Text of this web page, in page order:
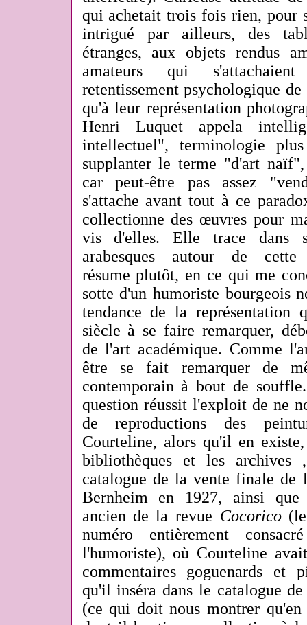
qui achetait trois fois rien, pour
intrigué par ailleurs, des
étranges, aux objets rendus
amateurs qui
retentissement psychologique
qu'à leur représentation
Henri Luquet appela
intellectuel", terminologie
supplanter le terme "d'art
car peut-être pas assez
s'attache avant tout à ce
collectionne des œuvres pour
vis d'elles. Elle trace dans
arabesques autour de
résume plutôt, en ce qui me
sotte d'un humoriste bourgeois
tendance de la représentation
siècle à se faire remarquer,
de l'art académique. Comme
être se fait remarquer de
contemporain à bout de
question réussit l'exploit de ne
de reproductions des
Courteline, alors qu'il en
bibliothèques et les
catalogue de la vente finale
Bernheim en 1927, ainsi
ancien de la revue Cocorico
numéro entièrement
l'humoriste), où Courteline
commentaires goguenards et
qu'il inséra dans le catalogue
(ce qui doit nous montrer